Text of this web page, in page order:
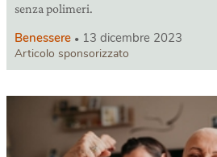
senza polimeri.
Benessere 13 dicembre 2023
Articolo sponsorizzato